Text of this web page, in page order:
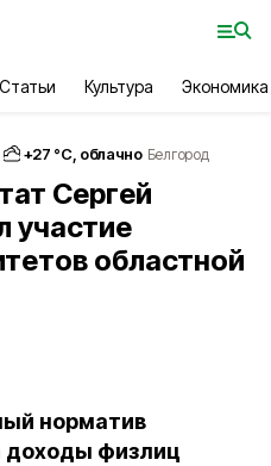
Статьи Культура Экономика
+27 °С, облачно Белгород
Сергей
участие
областной
норматив
доходы физлиц